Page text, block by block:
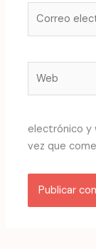
electrónico y
vez que